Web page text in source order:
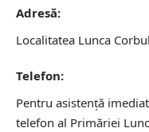
Adresă:
Localitatea Lunca
Telefon:
Pentru asistență
telefon al Primăriei